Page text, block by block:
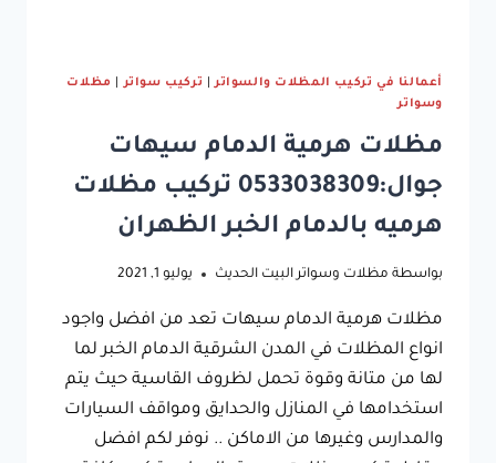
أعمالنا في تركيب المظلات والسواتر| تركيب سواتر|
مظلات
وسواتر
مظلات هرمية الدمام سيهات
جوال:0533038309 تركيب مظلات
هرميه بالدمام الخبر الظهران
بواسطة مظلات وسواتر البيت الحديث يوليو 1, 2021
مظلات هرمية الدمام سيهات تعد من افضل واجود
انواع المظلات في المدن الشرقية الدمام الخبر لما
لها من متانة وقوة تحمل لظروف القاسية حيث يتم
استخدامها في المنازل والحدايق ومواقف السيارات
والمدارس وغيرها من الاماكن .. نوفر لكم افضل